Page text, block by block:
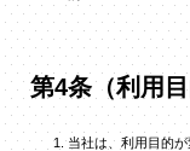
第4条（利用
当社は、利用目的が